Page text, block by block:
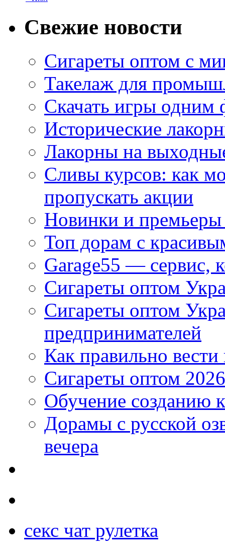
Свежие новости
Сигареты оптом с
Такелаж для
Скачать игры одним
Исторические
Лакорны на
Сливы курсов: как
пропускать акции
Новинки и
Топ дорам с
Garage55 — сервис,
Сигареты оптом
Сигареты оптом
предпринимателей
Как правильно
Сигареты оптом
Обучение созданию
Дорамы с русской
вечера
секс чат рулетка